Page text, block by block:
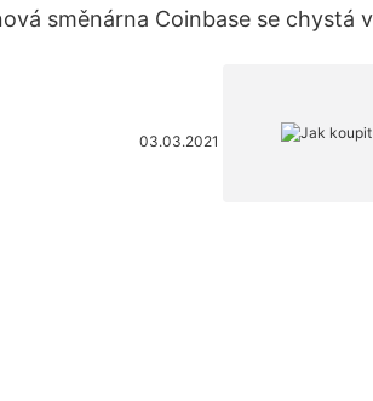
směnárna Coinbase se chystá
03.03.2021